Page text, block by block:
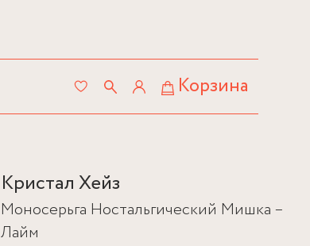
Корзина
Кристал Хейз
Моносерьга Ностальгический Мишка –
Лайм